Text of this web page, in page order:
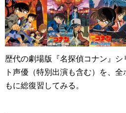
歴代の劇場版『名探偵コナン』
ト声優（特別出演も含む）を、
もに総復習してみる。